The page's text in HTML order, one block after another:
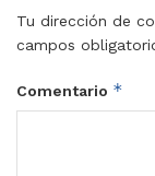
Tu dirección de
campos
Comentario *